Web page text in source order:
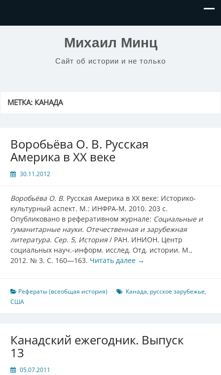
Михаил Минц
Сайт об истории и не только
МЕТКА: КАНАДА
Воробьёва О. В. Русская
Америка в XX веке
30.11.2012
Воробьёва О. В. Русская Америка в XX веке: Историко-
культурный аспект. М.: ИНФРА-М, 2010. 203 с.
Опубликовано в реферативном журнале: Социальные и
гуманитарные науки. Отечественная и зарубежная
литература. Сер. 5, История/ РАН. ИНИОН. Центр
социальных науч.-информ. исслед. Отд. истории. М.,
2012. № 3. С. 160—163. Читать далее →
Рефераты (всеобщая история) Канада, русское зарубежье,
США
Канадский ежегодник. Выпуск
13
05.07.2011